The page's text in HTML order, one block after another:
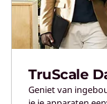
TruScale
Geniet van